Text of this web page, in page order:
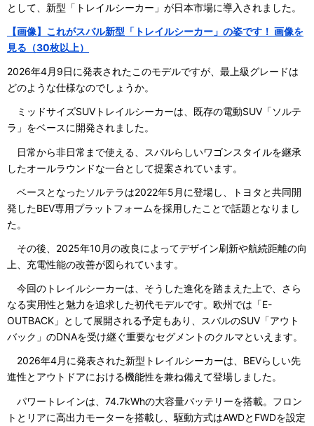
として、新型「トレイルシーカー」が日本市場に導入されました。
【画像】これがスバル新型「トレイルシーカー」の姿です！ 画像を
見る（30枚以上）
2026年4月9日に発表されたこのモデルですが、最上級グレードは
どのような仕様なのでしょうか。
ミッドサイズSUVトレイルシーカーは、既存の電動SUV「ソルテ
ラ」をベースに開発されました。
日常から非日常まで使える、スバルらしいワゴンスタイルを継承
したオールラウンドな一台として提案されています。
ベースとなったソルテラは2022年5月に登場し、トヨタと共同開
発したBEV専用プラットフォームを採用したことで話題となりまし
た。
その後、2025年10月の改良によってデザイン刷新や航続距離の向
上、充電性能の改善が図られています。
今回のトレイルシーカーは、そうした進化を踏まえた上で、さら
なる実用性と魅力を追求した初代モデルです。欧州では「E-
OUTBACK」として展開される予定もあり、スバルのSUV「アウト
バック」のDNAを受け継ぐ重要なセグメントのクルマといえます。
2026年4月に発表された新型トレイルシーカーは、BEVらしい先
進性とアウトドアにおける機能性を兼ね備えて登場しました。
パワートレインは、74.7kWhの大容量バッテリーを搭載。フロン
トとリアに高出力モーターを搭載し、駆動方式はAWDとFWDを設定